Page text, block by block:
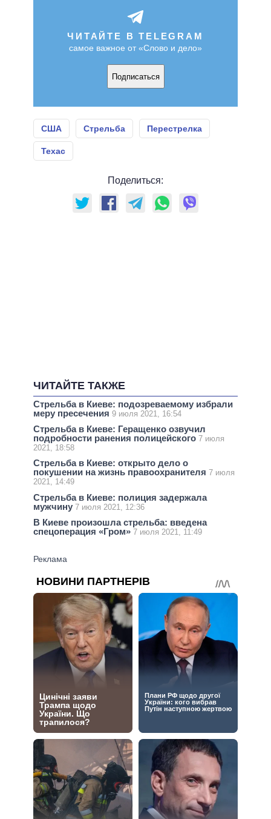
ЧИТАЙТЕ В TELEGRAM
самое важное от «Слово и дело»
Подписаться
США Стрельба Перестрелка
Техас
Поделиться:
ЧИТАЙТЕ ТАКЖЕ
Стрельба в Киеве: подозреваемому избрали
меру пресечения 9 июля 2021, 16:54
Стрельба в Киеве: Геращенко озвучил
подробности ранения полицейского 7 июля
2021, 18:58
Стрельба в Киеве: открыто дело о
покушении на жизнь правоохранителя 7 июля
2021, 14:49
Стрельба в Киеве: полиция задержала
мужчину 7 июля 2021, 12:36
В Киеве произошла стрельба: введена
спецоперация «Гром» 7 июля 2021, 11:49